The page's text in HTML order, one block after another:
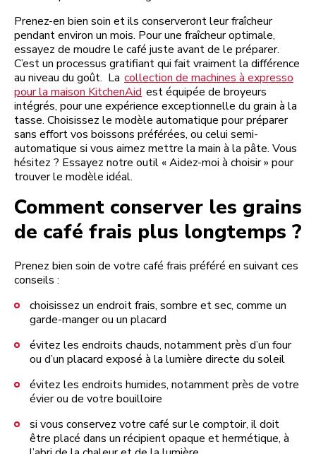
Prenez-en bien soin et ils conserveront leur fraîcheur
pendant environ un mois. Pour une fraîcheur optimale,
essayez de moudre le café juste avant de le préparer.
C’est un processus gratifiant qui fait vraiment la différence
au niveau du goût. La collection de machines à expresso
pour la maison KitchenAid est équipée de broyeurs
intégrés, pour une expérience exceptionnelle du grain à la
tasse. Choisissez le modèle automatique pour préparer
sans effort vos boissons préférées, ou celui semi-
automatique si vous aimez mettre la main à la pâte. Vous
hésitez ? Essayez notre outil « Aidez-moi à choisir » pour
trouver le modèle idéal.
Comment conserver les grains
de café frais plus longtemps ?
Prenez bien soin de votre café frais préféré en suivant ces
conseils :
choisissez un endroit frais, sombre et sec, comme un
garde-manger ou un placard
évitez les endroits chauds, notamment près d’un four
ou d’un placard exposé à la lumière directe du soleil
évitez les endroits humides, notamment près de votre
évier ou de votre bouilloire
si vous conservez votre café sur le comptoir, il doit
être placé dans un récipient opaque et hermétique, à